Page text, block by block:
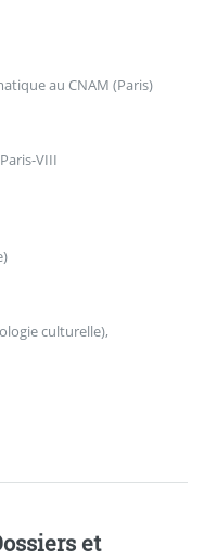
au CNAM (Paris)
VIII
culturelle),
et